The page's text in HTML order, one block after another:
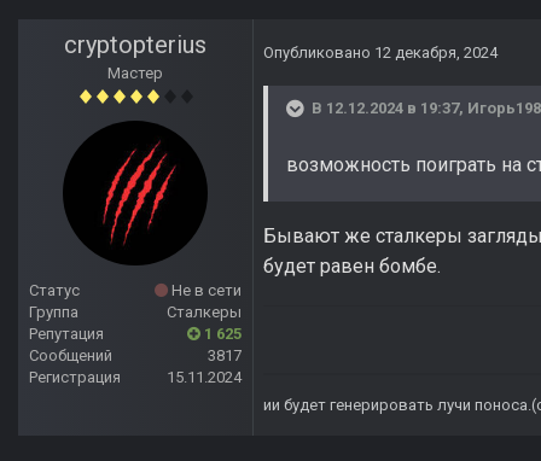
cryptopterius
Мастер
Статус
Не в сети
Группа
Сталкеры
Репутация
1 625
Сообщений
3817
Регистрация
15.11.2024
Опубликовано 12 декабря, 2024
В 12.12.2024 в 19:37,
возможность поиграть на
Бывают же сталкеры
будет равен бомбе.
ии будет генерировать лучи